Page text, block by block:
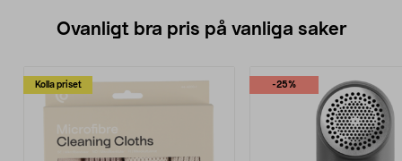
Ovanligt bra pris på vanliga saker
Kolla priset -25%